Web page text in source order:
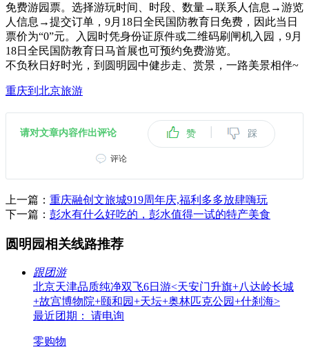
免费游园票。选择游玩时间、时段、数量→联系人信息→游览
人信息→提交订单，9月18日全民国防教育日免费，因此当日
票价为“0”元。入园时凭身份证原件或二维码刷闸机入园，9月
18日全民国防教育日马首展也可预约免费游览。
不负秋日好时光，到圆明园中健步走、赏景，一路美景相伴~
重庆到北京旅游
请对文章内容作出评论 赞 | 踩
评论
上一篇： 重庆融创文旅城919周年庆,福利多多放肆嗨玩
下一篇： 彭水有什么好吃的，彭水值得一试的特产美食
圆明园相关线路推荐
跟团游
北京天津品质纯净双飞6日游<天安门升旗+八达岭长城
+故宫博物院+颐和园+天坛+奥林匹克公园+什刹海>
最近团期： 请电询
零购物